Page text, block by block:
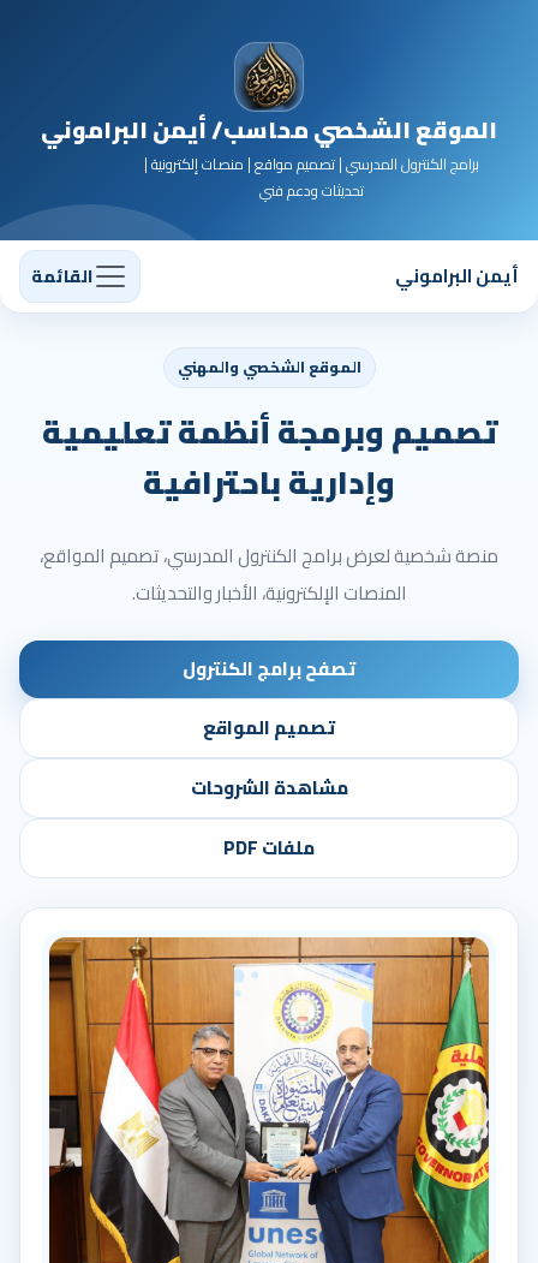
الموقع الشخصي محاسب/ أيمن البراموني
برامج الكنترول المدرسي | تصميم مواقع | منصات إلكترونية |
تحديثات ودعم فني
أيمن البراموني القائمة
الموقع الشخصي والمهني
تصميم وبرمجة أنظمة تعليمية
وإدارية باحترافية
منصة شخصية لعرض برامج الكنترول المدرسي، تصميم المواقع،
المنصات الإلكترونية، الأخبار والتحديثات.
تصفح برامج الكنترول
تصميم المواقع
مشاهدة الشروحات
ملفات PDF